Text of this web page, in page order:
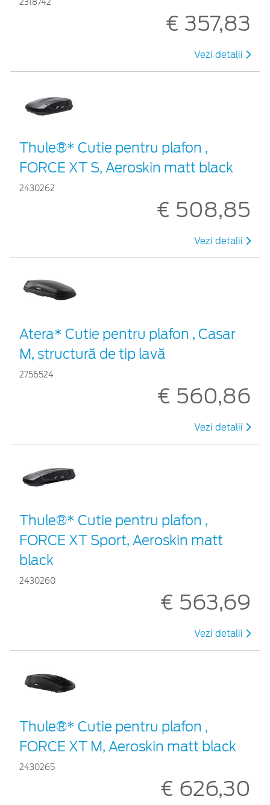
2318742
€ 357,83
Vezi detalii
Thule®* Cutie pentru plafon ,
FORCE XT S, Aeroskin matt black
2430262
€ 508,85
Vezi detalii
Atera* Cutie pentru plafon , Casar
M, structură de tip lavă
2756524
€ 560,86
Vezi detalii
Thule®* Cutie pentru plafon ,
FORCE XT Sport, Aeroskin matt
black
2430260
€ 563,69
Vezi detalii
Thule®* Cutie pentru plafon ,
FORCE XT M, Aeroskin matt black
2430265
€ 626,30